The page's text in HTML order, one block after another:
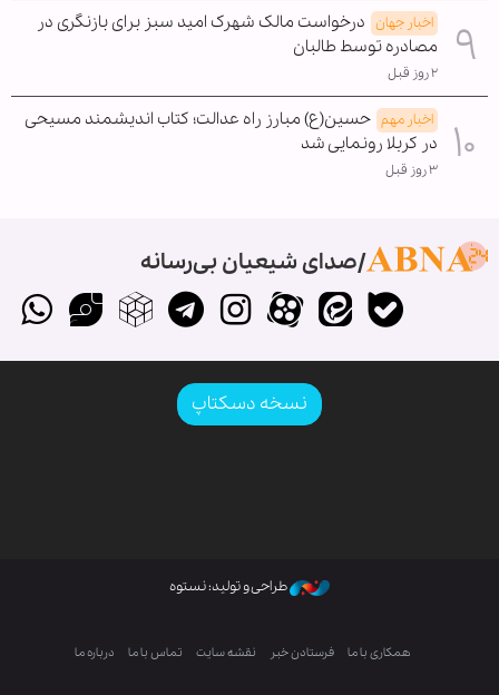
اخبار جهان درخواست مالک شهرک امید سبز برای بازنگری در
مصادره توسط طالبان
۲ روز قبل
اخبار مهم حسین(ع) مبارز راه عدالت؛ کتاب اندیشمند مسیحی
در کربلا رونمایی شد
۳ روز قبل
صدای شیعیان بی‌رسانه
نسخه دسکتاپ
طراحی و تولید: نستوه
همکاری با ما فرستادن خبر نقشه سایت تماس با ما درباره ما